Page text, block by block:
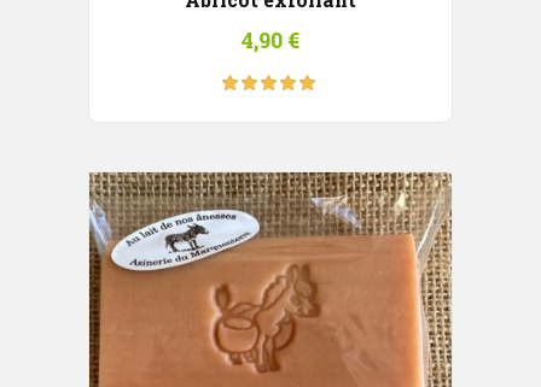
4,90 €